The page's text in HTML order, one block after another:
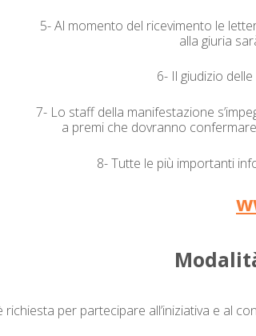
5- Al momen­to del rice­vi­men­to le
alla giuria
6- Il giudizio
7- Lo staff del­la man­i­fes­tazione
a pre­mi che dovran­no
8- Tutte le più impor­tan­ti
per parte­ci­pare all’inizia­ti­va e al